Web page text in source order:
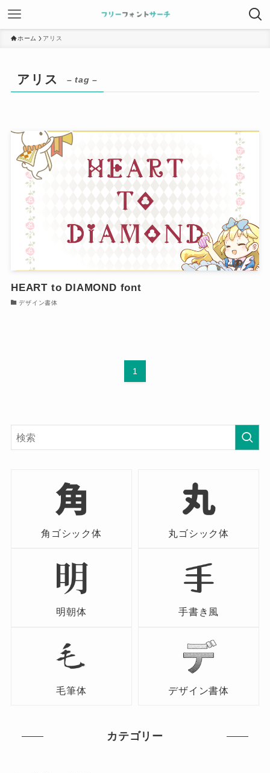
ホーム アリス
アリス – tag –
HEART to DIAMOND font
デザイン書体
1
角ゴシック体 丸ゴシック体
明朝体 手書き風
毛筆体 デザイン書体
カテゴリー